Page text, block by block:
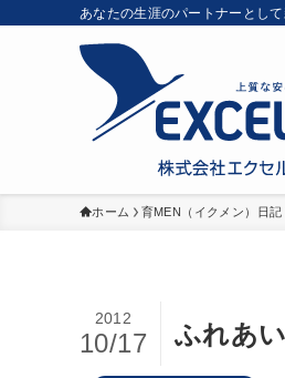
あなたの生涯のパートナーとし
ホーム 育MEN（イクメン）日記
ふれあ
2012
10/17